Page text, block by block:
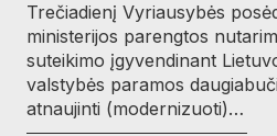
Trečiadienį Vyriausybės
ministerijos parengtos
suteikimo įgyvendinant
valstybės paramos
atnaujinti (modernizuoti)…